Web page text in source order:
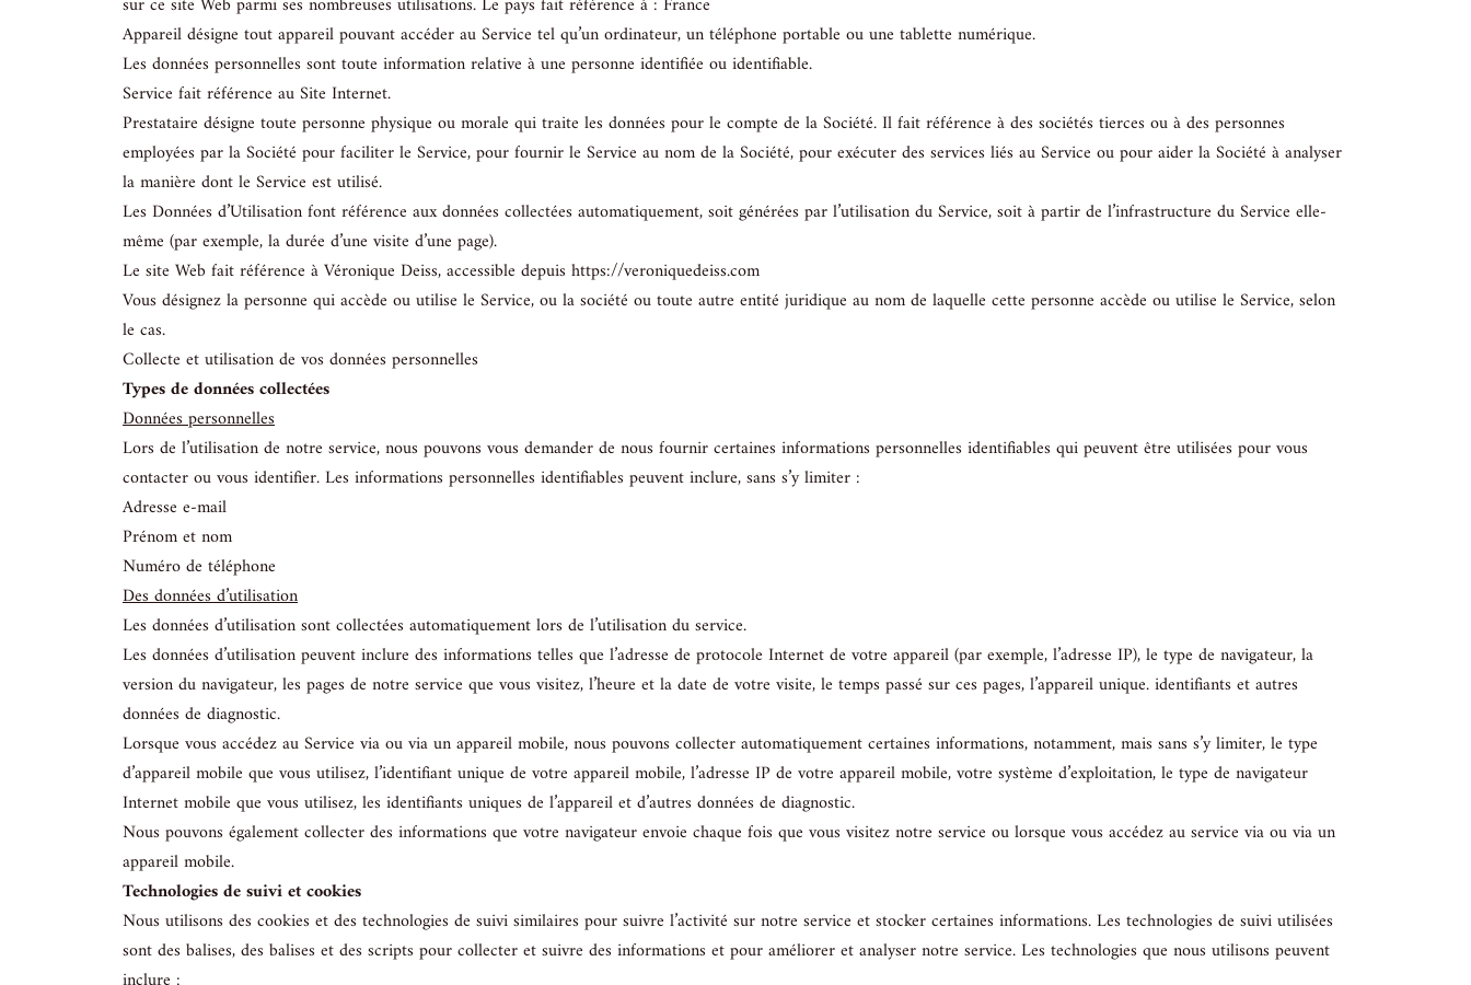
Appareil désigne tout appareil pouvant accéder au Service tel qu’un ordinateur, un téléphone portable ou une tablette numérique.
Les données personnelles sont toute information relative à une personne identifiée ou identifiable.
Service fait référence au Site Internet.
Prestataire désigne toute personne physique ou morale qui traite les données pour le compte de la Société. Il fait référence à des sociétés tierces ou à des personnes
employées par la Société pour faciliter le Service, pour fournir le Service au nom de la Société, pour exécuter des services liés au Service ou pour aider la Société à analyser
la manière dont le Service est utilisé.
Les Données d’Utilisation font référence aux données collectées automatiquement, soit générées par l’utilisation du Service, soit à partir de l’infrastructure du Service elle-
même (par exemple, la durée d’une visite d’une page).
Le site Web fait référence à Véronique Deiss, accessible depuis https://veroniquedeiss.com
Vous désignez la personne qui accède ou utilise le Service, ou la société ou toute autre entité juridique au nom de laquelle cette personne accède ou utilise le Service, selon
le cas.
Collecte et utilisation de vos données personnelles
Types de données collectées
Données personnelles
Lors de l’utilisation de notre service, nous pouvons vous demander de nous fournir certaines informations personnelles identifiables qui peuvent être utilisées pour vous
contacter ou vous identifier. Les informations personnelles identifiables peuvent inclure, sans s’y limiter :
Adresse e-mail
Prénom et nom
Numéro de téléphone
Des données d’utilisation
Les données d’utilisation sont collectées automatiquement lors de l’utilisation du service.
Les données d’utilisation peuvent inclure des informations telles que l’adresse de protocole Internet de votre appareil (par exemple, l’adresse IP), le type de navigateur, la
version du navigateur, les pages de notre service que vous visitez, l’heure et la date de votre visite, le temps passé sur ces pages, l’appareil unique. identifiants et autres
données de diagnostic.
Lorsque vous accédez au Service via ou via un appareil mobile, nous pouvons collecter automatiquement certaines informations, notamment, mais sans s’y limiter, le type
d’appareil mobile que vous utilisez, l’identifiant unique de votre appareil mobile, l’adresse IP de votre appareil mobile, votre système d’exploitation, le type de navigateur
Internet mobile que vous utilisez, les identifiants uniques de l’appareil et d’autres données de diagnostic.
Nous pouvons également collecter des informations que votre navigateur envoie chaque fois que vous visitez notre service ou lorsque vous accédez au service via ou via un
appareil mobile.
Technologies de suivi et cookies
Nous utilisons des cookies et des technologies de suivi similaires pour suivre l’activité sur notre service et stocker certaines informations. Les technologies de suivi utilisées
sont des balises, des balises et des scripts pour collecter et suivre des informations et pour améliorer et analyser notre service. Les technologies que nous utilisons peuvent